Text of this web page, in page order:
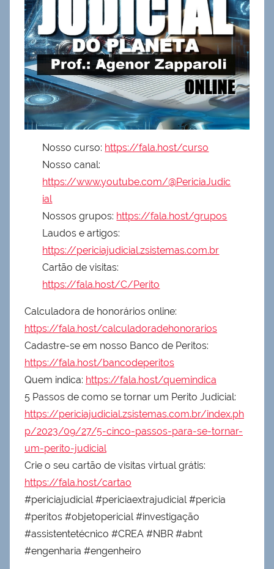
Nosso curso: https://fala.host/curso
Nosso canal:
https://www.youtube.com/@PericiaJudic
ial
Nossos grupos: https://fala.host/grupos
Laudos e artigos:
https://periciajudicial.zsistemas.com.br
Cartão de visitas:
https://fala.host/C/Perito
Calculadora de honorários online:
https://fala.host/calculadoradehonorarios
Cadastre-se em nosso Banco de Peritos:
https://fala.host/bancodeperitos
Quem indica: https://fala.host/quemindica
5 Passos de como se tornar um Perito Judicial:
https://periciajudicial.zsistemas.com.br/index.ph
p/2023/09/27/5-cinco-passos-para-se-tornar-
um-perito-judicial
Crie o seu cartão de visitas virtual grátis:
https://fala.host/cartao
#periciajudicial #periciaextrajudicial #pericia
#peritos #objetopericial #investigação
#assistentetécnico #CREA #NBR #abnt
#engenharia #engenheiro